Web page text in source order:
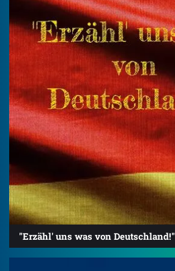
"Erzähl' uns was von Deutschland!"